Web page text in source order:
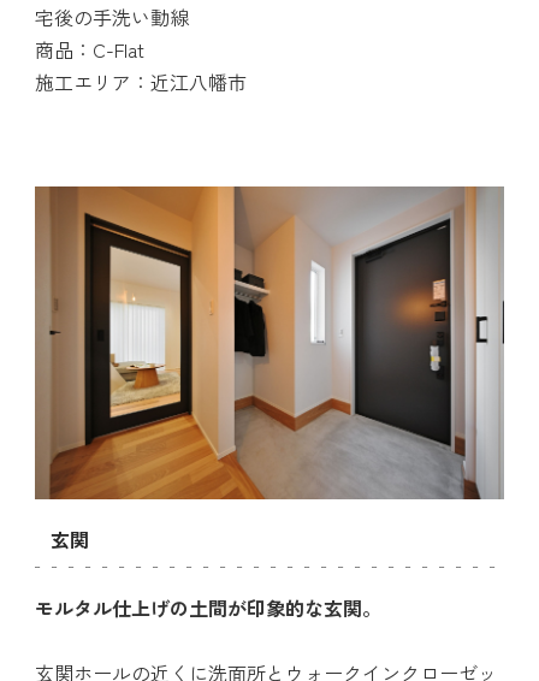
宅後の手洗い動線
商品：C-Flat
施工エリア：近江八幡市
玄関
モルタル仕上げの土間が印象的な玄関。
玄関ホールの近くに洗面所とウォークインクローゼッ